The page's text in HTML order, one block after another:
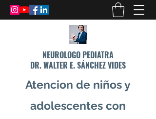
NEUROLOGO PEDIATRA
DR. WALTER E. SÁNCHEZ VIDES
Atencion de niños y
adolescentes con